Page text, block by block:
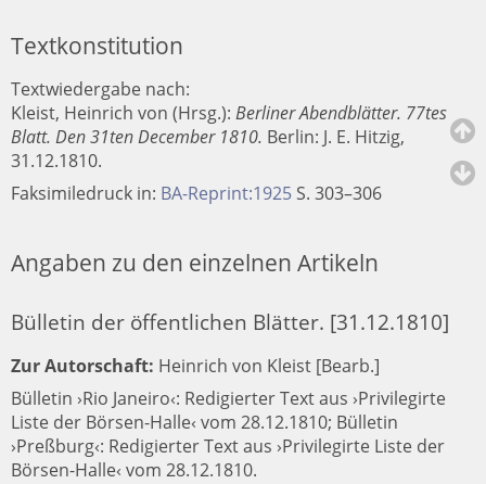
Textkonstitution
Textwiedergabe nach:
Kleist, Heinrich von (Hrsg.): Berliner Abendblätter. 77tes
Blatt. Den 31ten December 1810. Berlin: J. E. Hitzig,
31.12.1810.
Faksimiledruck in: BA-Reprint:1925 S. 303–306
Angaben zu den einzelnen Artikeln
Bülletin der öffentlichen Blätter. [31.12.1810]
Zur Autorschaft: Heinrich von Kleist [Bearb.]
Bülletin ›Rio Janeiro‹: Redigierter Text aus ›Privilegirte
Liste der Börsen-Halle‹ vom 28.12.1810; Bülletin
›Preßburg‹: Redigierter Text aus ›Privilegirte Liste der
Börsen-Halle‹ vom 28.12.1810.